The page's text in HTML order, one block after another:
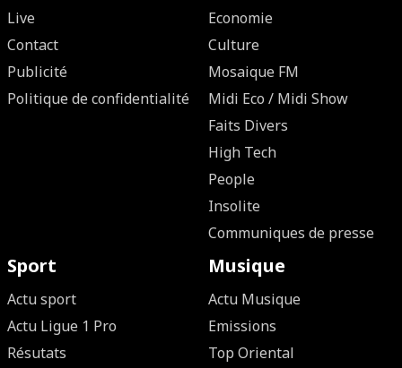
Live
Contact
Publicité
Politique de confidentialité
Economie
Culture
Mosaique FM
Midi Eco / Midi Show
Faits Divers
High Tech
People
Insolite
Communiques de presse
Sport
Actu sport
Actu Ligue 1 Pro
Résutats
Musique
Actu Musique
Emissions
Top Oriental